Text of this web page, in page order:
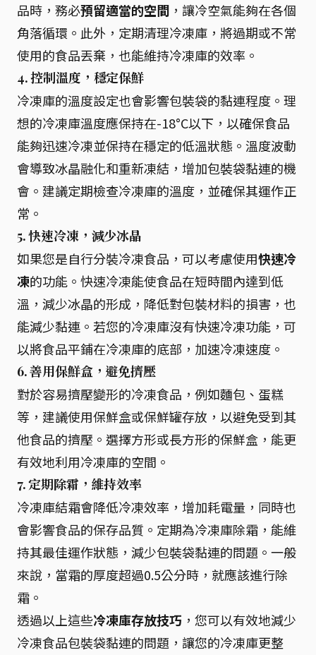
品時，務必預留適當的空間 ，讓冷空氣能夠在各個
角落循環。此外，定期清理冷凍庫，將過期或不常
使用的食品丟棄，也能維持冷凍庫的效率。
4. 控制溫度，穩定保鮮
冷凍庫的溫度設定也會影響包裝袋的黏連程度。理
想的冷凍庫溫度應保持在-18°C以下，以確保食品
能夠迅速冷凍並保持在穩定的低溫狀態。溫度波動
會導致冰晶融化和重新凍結，增加包裝袋黏連的機
會。建議定期檢查冷凍庫的溫度，並確保其運作正
常。
5. 快速冷凍，減少冰晶
如果您是自行分裝冷凍食品，可以考慮使用快速冷
凍的功能。快速冷凍能使食品在短時間內達到低
溫，減少冰晶的形成，降低對包裝材料的損害，也
能減少黏連。若您的冷凍庫沒有快速冷凍功能，可
以將食品平鋪在冷凍庫的底部，加速冷凍速度。
6. 善用保鮮盒，避免擠壓
對於容易擠壓變形的冷凍食品，例如麵包、蛋糕
等，建議使用保鮮盒或保鮮罐存放，以避免受到其
他食品的擠壓。選擇方形或長方形的保鮮盒，能更
有效地利用冷凍庫的空間。
7. 定期除霜，維持效率
冷凍庫結霜會降低冷凍效率，增加耗電量，同時也
會影響食品的保存品質。定期為冷凍庫除霜，能維
持其最佳運作狀態，減少包裝袋黏連的問題。一般
來說，當霜的厚度超過0.5公分時，就應該進行除
霜。
透過以上這些冷凍庫存放技巧 ，您可以有效地減少
冷凍食品包裝袋黏連的問題，讓您的冷凍庫更整